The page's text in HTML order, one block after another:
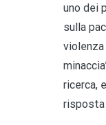
uno dei
sulla
ricerca,
risposta